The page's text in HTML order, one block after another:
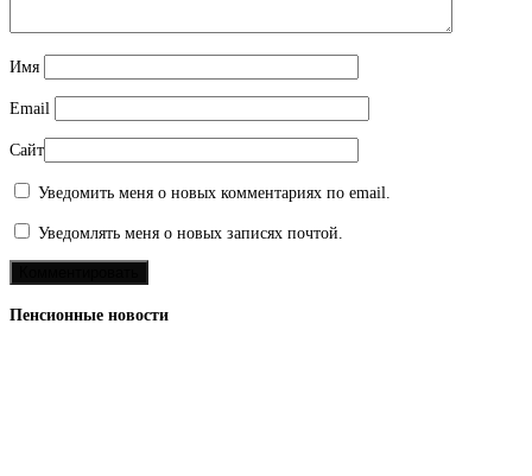
Имя
Email
Сайт
Уведомить меня о новых комментариях по email.
Уведомлять меня о новых записях почтой.
Пенсионные новости